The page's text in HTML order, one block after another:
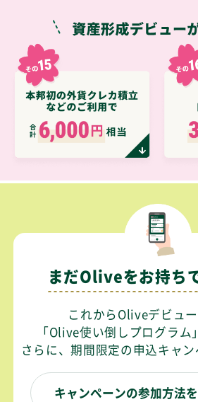
まだOliveをお持ち
これからOliveデビュ
「Olive使い倒しプログラム
さらに、期間限定の申込キャン
キャンペーンの参加方法